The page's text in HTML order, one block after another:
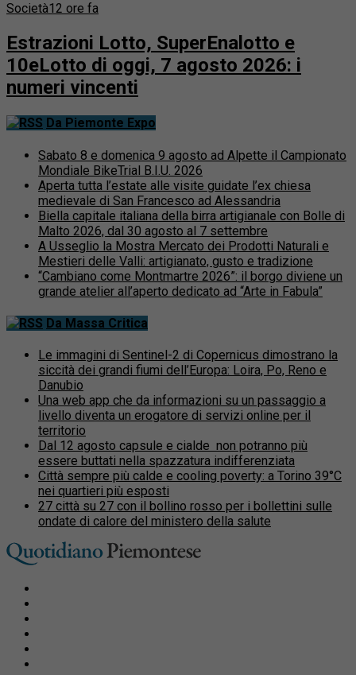
Società12 ore fa
Estrazioni Lotto, SuperEnalotto e
10eLotto di oggi, 7 agosto 2026: i
numeri vincenti
Da Piemonte Expo
Sabato 8 e domenica 9 agosto ad Alpette il Campionato
Mondiale BikeTrial B.I.U. 2026
Aperta tutta l’estate alle visite guidate l’ex chiesa
medievale di San Francesco ad Alessandria
Biella capitale italiana della birra artigianale con Bolle di
Malto 2026, dal 30 agosto al 7 settembre
A Usseglio la Mostra Mercato dei Prodotti Naturali e
Mestieri delle Valli: artigianato, gusto e tradizione
“Cambiano come Montmartre 2026”: il borgo diviene un
grande atelier all’aperto dedicato ad “Arte in Fabula”
Da Massa Critica
Le immagini di Sentinel-2 di Copernicus dimostrano la
siccità dei grandi fiumi dell’Europa: Loira, Po, Reno e
Danubio
Una web app che da informazioni su un passaggio a
livello diventa un erogatore di servizi online per il
territorio
Dal 12 agosto capsule e cialde non potranno più
essere buttati nella spazzatura indifferenziata
Città sempre più calde e cooling poverty: a Torino 39°C
nei quartieri più esposti
27 città su 27 con il bollino rosso per i bollettini sulle
ondate di calore del ministero della salute